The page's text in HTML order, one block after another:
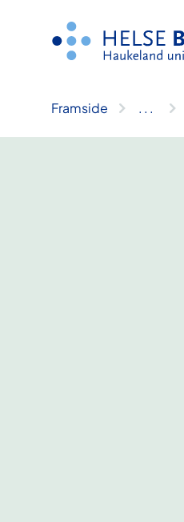
Framside .. .